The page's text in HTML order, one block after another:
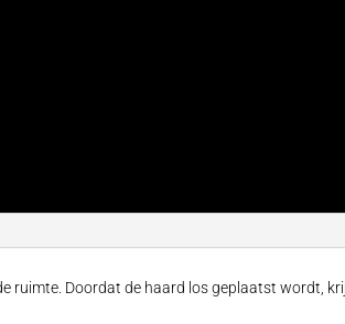
ruimte. Doordat de haard los geplaatst wordt,